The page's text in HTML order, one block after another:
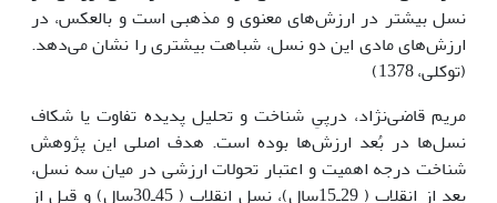
نسل بیشتر در ارزش‌هاى معنوى و مذهبى است و بالعکس، در
ارزش‌هاى مادى این دو نسل، شباهت بیشترى را نشان مى‌دهد.
(توکلى، 1378)
مریم قاضى‌نژاد، درپىِ شناخت و تحلیل پدیده تفاوت یا شکاف
نسل‌ها در بُعد ارزش‌ها بوده است. هدف اصلى این پژوهش
شناخت درجه اهمیت و اعتبار تحولات ارزشى در میان سه نسل،
بعد از انقلاب ( 29ـ15سال)، نسل انقلاب ( 45ـ30سال) و قبل از